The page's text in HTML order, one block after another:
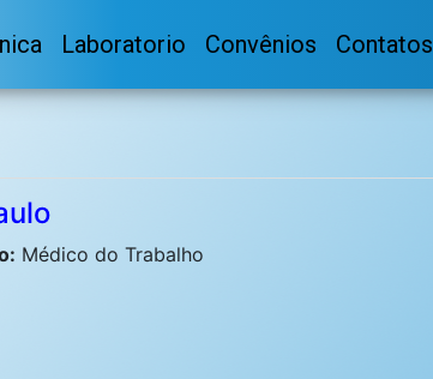
Laboratorio Convênios Contatos
Médico do Trabalho